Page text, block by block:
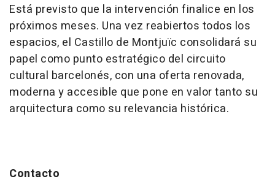
Está previsto que la intervención finalice en los
próximos meses. Una vez reabiertos todos los
espacios, el Castillo de Montjuïc consolidará su
papel como punto estratégico del circuito
cultural barcelonés, con una oferta renovada,
moderna y accesible que pone en valor tanto su
arquitectura como su relevancia histórica.
Contacto